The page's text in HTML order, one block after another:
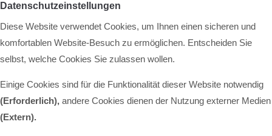
Datenschutzeinstellungen
Diese Website verwendet Cookies, um Ihnen einen sicheren und
komfortablen Website-Besuch zu ermöglichen. Entscheiden Sie
selbst, welche Cookies Sie zulassen wollen.
Einige Cookies sind für die Funktionalität dieser Website notwendig
(Erforderlich), andere Cookies dienen der Nutzung externer Medien
(Extern).